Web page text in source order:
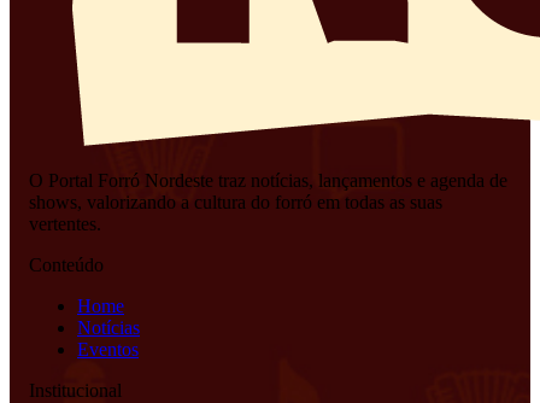
O Portal Forró Nordeste traz notícias, lançamentos e agenda de
shows, valorizando a cultura do forró em todas as suas
vertentes.
Conteúdo
Home
Notícias
Eventos
Institucional